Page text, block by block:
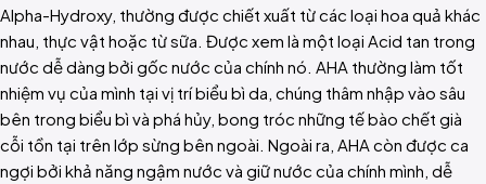
Alpha-Hydroxy, thường được chiết xuất từ các loại hoa quả khác
nhau, thực vật hoặc từ sữa. Được xem là một loại Acid tan trong
nước dễ dàng bởi gốc nước của chính nó. AHA thường làm tốt
nhiệm vụ của mình tại vị trí biểu bì da, chúng thâm nhập vào sâu
bên trong biểu bì và phá hủy, bong tróc những tế bào chết già
cỗi tồn tại trên lớp sừng bên ngoài. Ngoài ra, AHA còn được ca
ngợi bởi khả năng ngậm nước và giữ nước của chính mình, dễ